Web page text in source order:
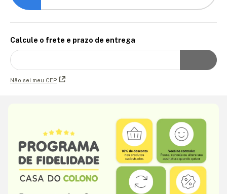
Calcule o frete e prazo de entrega
Não sei meu CEP